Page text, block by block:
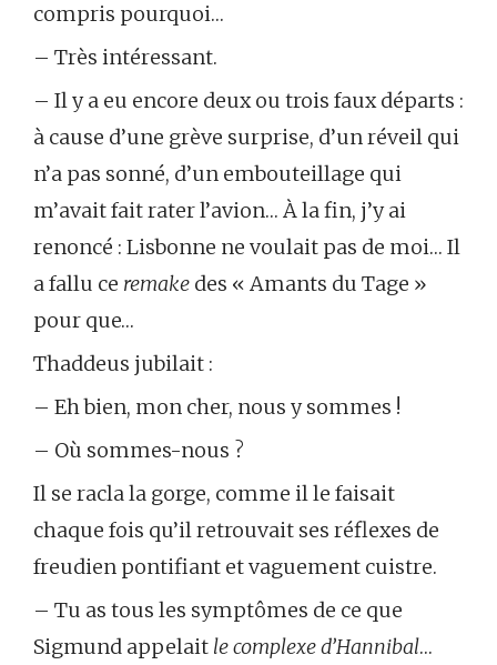
compris pourquoi…
– Très intéressant.
– Il y a eu encore deux ou trois faux départs :
à cause d’une grève surprise, d’un réveil qui
n’a pas sonné, d’un embouteillage qui
m’avait fait rater l’avion… À la fin, j’y ai
renoncé : Lisbonne ne voulait pas de moi… Il
a fallu ce remake des « Amants du Tage »
pour que…
Thaddeus jubilait :
– Eh bien, mon cher, nous y sommes !
– Où sommes-nous ?
Il se racla la gorge, comme il le faisait
chaque fois qu’il retrouvait ses réflexes de
freudien pontifiant et vaguement cuistre.
– Tu as tous les symptômes de ce que
Sigmund appelait le complexe d’Hannibal…